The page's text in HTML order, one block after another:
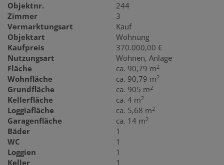
Objektnr.
244
Zimmer
3
Vermarktungsart
Kauf
Objektart
Wohnung
Kaufpreis
370.000,00 €
Nutzungsart
Wohnen Anlage
Fläche
ca. 90,79 m2
Wohnfläche ca. 90,79 m2
Grundfläche ca. 905 m2
Kellerfläche ca. 4 m2
Loggiafläche ca. 5,68 m2
Garagenfläche ca. 14 m2
Bäder
1
WC
1
Loggien
1
Keller
1